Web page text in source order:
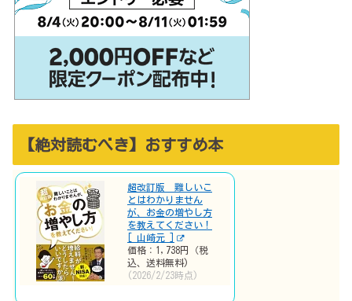
【絶対読むべき】おすすめ本
超改訂版 難しいこ
とはわかりません
が、お金の増やし方
を教えてください！
[ 山崎元 ]
価格：1,738円（税
込、送料無料)
(2026/2/23時点)